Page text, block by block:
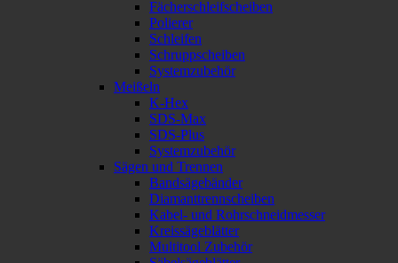
Fächerschleifscheiben
Polierer
Schleifen
Schruppscheiben
Systemzubehör
Meißeln
K-Hex
SDS-Max
SDS-Plus
Systemzubehör
Sägen und Trennen
Bandsägebänder
Diamanttrennscheiben
Kabel- und Rohrschneidmesser
Kreissägeblätter
Multitool Zubehör